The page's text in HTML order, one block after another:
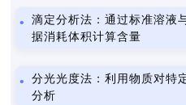
滴定分析法：通过标准溶液
据消耗体积计算含量
分光光度法：利用物质对特
分析